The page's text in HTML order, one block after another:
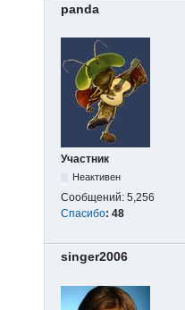
panda
Участник
Неактивен
Сообщений: 5,256
Спасибо: 48
singer2006